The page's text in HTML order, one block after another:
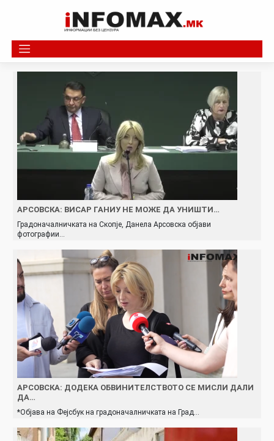
АРСОВСКА: ВИСАР ГАНИУ НЕ МОЖЕ ДА УНИШТИ…
Градоначалничката на Скопје, Данела Арсовска објави
фотографии…
АРСОВСКА: ДОДЕКА ОБВИНИТЕЛСТВОТО СЕ МИСЛИ ДАЛИ
ДА…
*Објава на Фејсбук на градоначалничката на Град…